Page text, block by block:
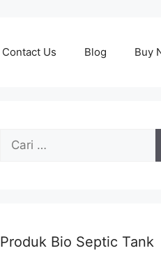
Contact Us Blog Buy
Cari
Produk Bio Septic Tank